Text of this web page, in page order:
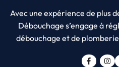
Avec une expérience de plus
Débouchage s’engage à
débouchage et de